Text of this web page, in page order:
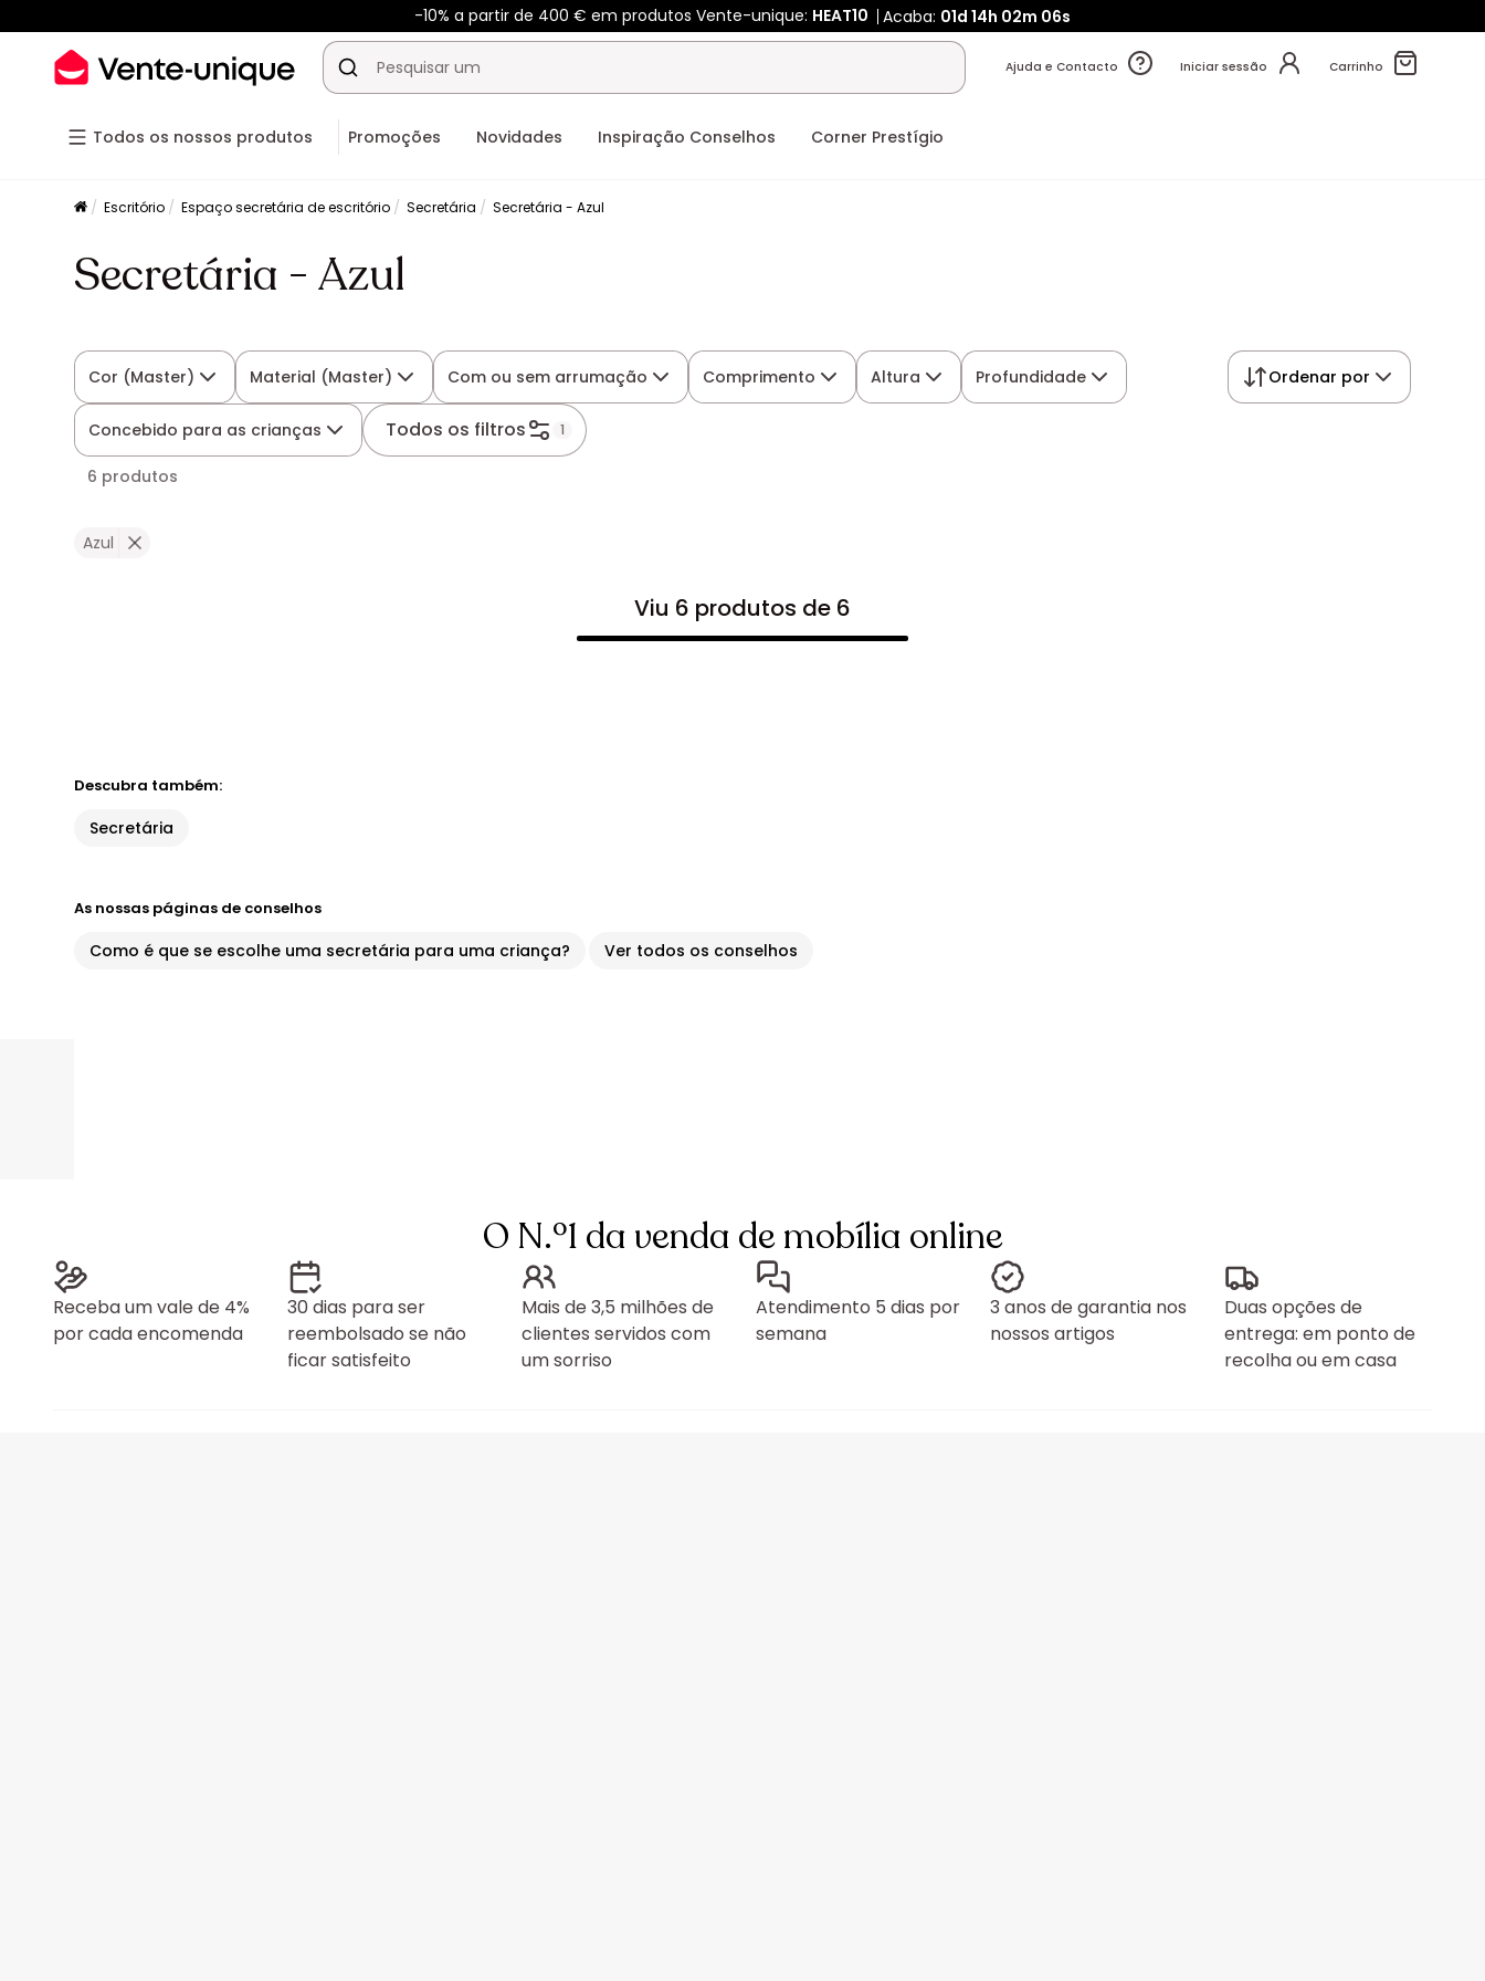
-10% a partir de 400 € em produtos Vente-unique: HEAT10 Acaba: 01d 14h 02m 05s
Ajuda e Contacto Iniciar sessão Carrinho
Todos os nossos produtos Promoções Novidades Inspiração Conselhos Corner Prestígio
Escritório Espaço secretária de escritório Secretária Secretária - Azul
Secretária - Azul
Cor (Master) Material (Master) Com ou sem arrumação Comprimento Altura Profundidade
Concebido para as crianças Todos os filtros 1
Ordenar por
6 produtos
Azul
Viu 6 produtos de 6
Descubra também:
Secretária
As nossas páginas de conselhos
Como é que se escolhe uma secretária para uma criança? Ver todos os conselhos
O N.º1 da venda de mobília online
Receba um vale de 4%
por cada encomenda
30 dias para ser
reembolsado se não
ficar satisfeito
Mais de 3,5 milhões de
clientes servidos com
um sorriso
Atendimento 5 dias por
semana
3 anos de garantia nos
nossos artigos
Duas opções de
entrega: em ponto de
recolha ou em casa